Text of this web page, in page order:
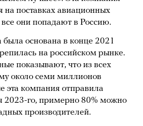
на поставках авиационных
они попадают в Россию.
основана в конце 2021
на российском рынке.
показывают, что из всех
около семи миллионов
эта компания отправила
2023-го, примерно 80% можно
производителей.